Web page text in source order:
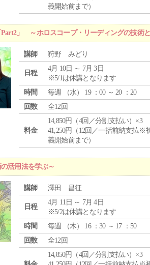
義開始前まで）
」 ～ホロスコープ・リーディングの技術
講師 狩野 みどり
日程
4月 10日 ～ 7月 3日
※5/1は休講となります
時間
毎週 （水） 19 ：00 ～ 20 ：20
回数
全12回
料金
14,850円（4回／分割支払い）×3
41,250円（12回／一括前納支払※
義開始前まで）
活用法を学ぶ～
講師 澤田 昌征
日程
4月 11日 ～ 7月 4日
※5/2は休講となります
時間
毎週 （木） 16 ：30 ～ 17 ：50
回数
全12回
14,850円（4回／分割支払い）×3